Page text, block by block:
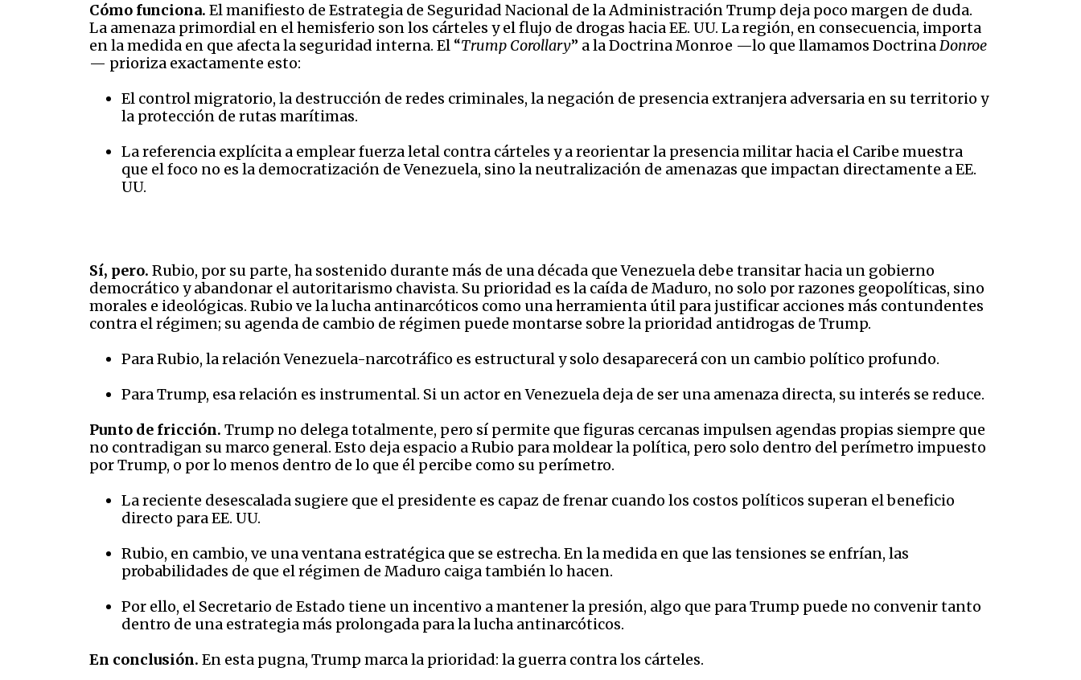
Cómo funciona. El manifiesto de Estrategia de Seguridad Nacional de la Administración Trump deja poco margen de duda.
La amenaza primordial en el hemisferio son los cárteles y el flujo de drogas hacia EE. UU. La región, en consecuencia, importa
en la medida en que afecta la seguridad interna. El “Trump Corollary” a la Doctrina Monroe —lo que llamamos DoctrinaDonroe
— prioriza exactamente esto:
El control migratorio, la destrucción de redes criminales, la negación de presencia extranjera adversaria en su territorio y
la protección de rutas marítimas.
La referencia explícita a emplear fuerza letal contra cárteles y a reorientar la presencia militar hacia el Caribe muestra
que el foco no es la democratización de Venezuela, sino la neutralización de amenazas que impactan directamente a EE.
UU.
Sí, pero. Rubio, por su parte, ha sostenido durante más de una década que Venezuela debe transitar hacia un gobierno
democrático y abandonar el autoritarismo chavista. Su prioridad es la caída de Maduro, no solo por razones geopolíticas, sino
morales e ideológicas. Rubio ve la lucha antinarcóticos como una herramienta útil para justificar acciones más contundentes
contra el régimen; su agenda de cambio de régimen puede montarse sobre la prioridad antidrogas de Trump.
Para Rubio, la relación Venezuela-narcotráfico es estructural y solo desaparecerá con un cambio político profundo.
Para Trump, esa relación es instrumental. Si un actor en Venezuela deja de ser una amenaza directa, su interés se reduce.
Punto de fricción. Trump no delega totalmente, pero sí permite que figuras cercanas impulsen agendas propias siempre que
no contradigan su marco general. Esto deja espacio a Rubio para moldear la política, pero solo dentro del perímetro impuesto
por Trump, o por lo menos dentro de lo que él percibe como su perímetro.
La reciente desescalada sugiere que el presidente es capaz de frenar cuando los costos políticos superan el beneficio
directo para EE. UU.
Rubio, en cambio, ve una ventana estratégica que se estrecha. En la medida en que las tensiones se enfrían, las
probabilidades de que el régimen de Maduro caiga también lo hacen.
Por ello, el Secretario de Estado tiene un incentivo a mantener la presión, algo que para Trump puede no convenir tanto
dentro de una estrategia más prolongada para la lucha antinarcóticos.
En conclusión. En esta pugna, Trump marca la prioridad: la guerra contra los cárteles.